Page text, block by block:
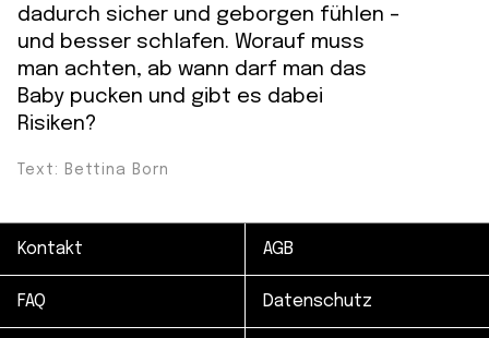
dadurch sicher und geborgen fühlen –
und besser schlafen. Worauf muss
man achten, ab wann darf man das
Baby pucken und gibt es dabei
Risiken?
Text: Bettina Born
Kontakt AGB
FAQ Datenschutz